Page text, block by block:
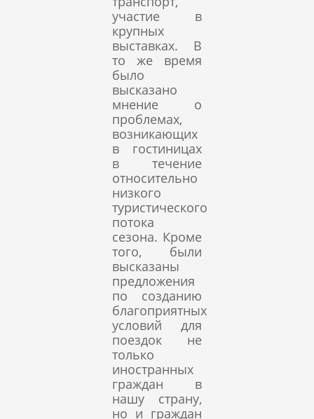
участие в
крупных
выставках. В
то же время
было
высказано
мнение о
проблемах,
возникающих
в гостиницах
в течение
относительно
низкого
туристического
потока
сезона. Кроме
того, были
высказаны
предложения
по созданию
благоприятных
условий для
поездок не
только
иностранных
граждан в
нашу страну,
но и граждан